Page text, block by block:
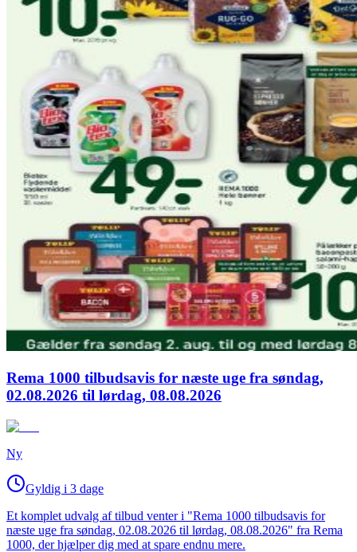
Rema 1000 tilbudsavis for næste uge fra søndag,
02.08.2026 til lørdag, 08.08.2026
Ny
Gyldig i 3 dage
Et komplet udvalg af tilbud venter i "Rema 1000 tilbudsavis for
næste uge fra søndag, 02.08.2026 til lørdag, 08.08.2026" fra Rema
1000, der hjælper dig med at spare endnu mere.